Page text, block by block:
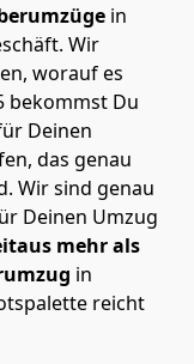
in
Wir
worauf es
bekommst Du
Deinen
das genau
Wir sind genau
Deinen Umzug
mehr als
in
reicht